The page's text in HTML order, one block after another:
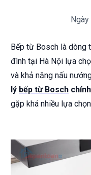
Bếp từ Bosch là dòng
đình tại Hà Nội lựa
và khả năng nấu
lý bếp từ Bosch
gặp khá nhiều lựa